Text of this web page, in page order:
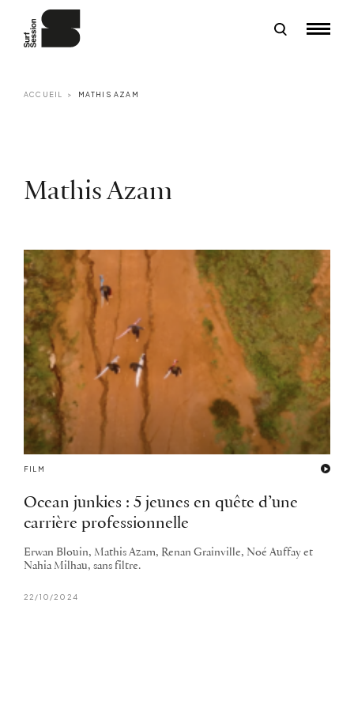
ACCUEIL MATHIS AZAM
Mathis Azam
FILM
Ocean junkies : 5 jeunes en quête d’une
carrière professionnelle
Erwan Blouin, Mathis Azam, Renan Grainville, Noé Auffay et
Nahia Milhau, sans filtre.
22/10/2024